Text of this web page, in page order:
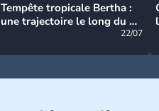
Tempête tropicale Bertha :
une trajectoire le long du du
22/07